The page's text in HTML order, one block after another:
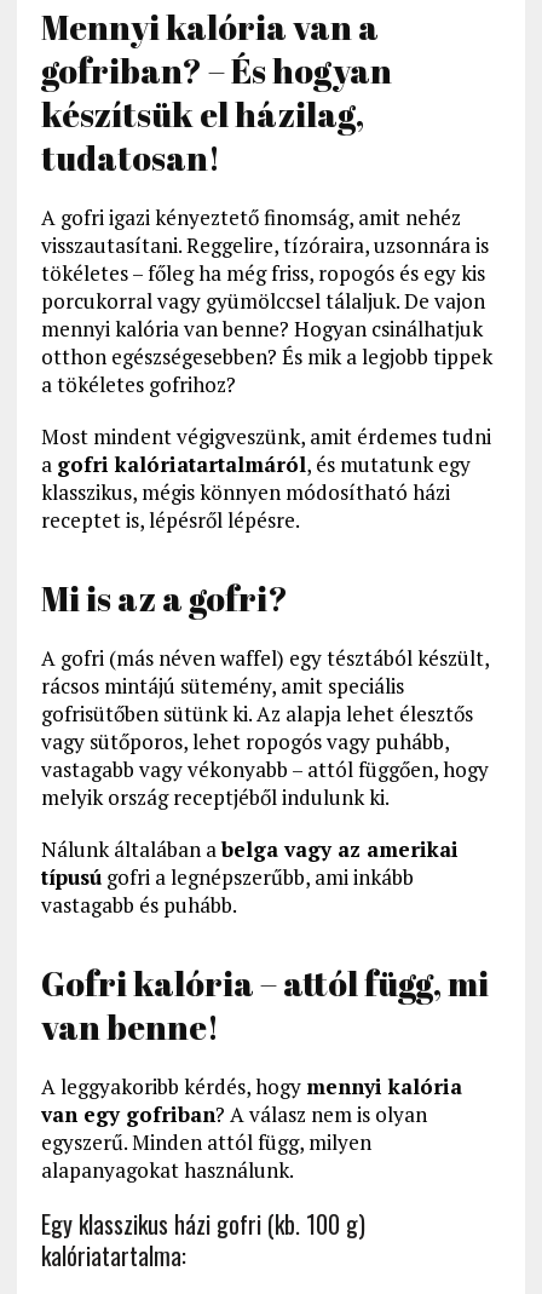
Mennyi kalória van a
gofriban? – És hogyan
készítsük el házilag,
tudatosan!
A gofri igazi kényeztető finomság, amit nehéz
visszautasítani. Reggelire, tízóraira, uzsonnára is
tökéletes – főleg ha még friss, ropogós és egy kis
porcukorral vagy gyümölccsel tálaljuk. De vajon
mennyi kalória van benne? Hogyan csinálhatjuk
otthon egészségesebben? És mik a legjobb tippek
a tökéletes gofrihoz?
Most mindent végigveszünk, amit érdemes tudni
a gofri kalóriatartalmáról, és mutatunk egy
klasszikus, mégis könnyen módosítható házi
receptet is, lépésről lépésre.
Mi is az a gofri?
A gofri (más néven waffel) egy tésztából készült,
rácsos mintájú sütemény, amit speciális
gofrisütőben sütünk ki. Az alapja lehet élesztős
vagy sütőporos, lehet ropogós vagy puhább,
vastagabb vagy vékonyabb – attól függően, hogy
melyik ország receptjéből indulunk ki.
Nálunk általában abelga vagy az amerikai
típusúgofri a legnépszerűbb, ami inkább
vastagabb és puhább.
Gofri kalória – attól függ, mi
van benne!
A leggyakoribb kérdés, hogy mennyi kalória
van egy gofriban? A válasz nem is olyan
egyszerű. Minden attól függ, milyen
alapanyagokat használunk.
Egy klasszikus házi gofri (kb. 100 g)
kalóriatartalma: